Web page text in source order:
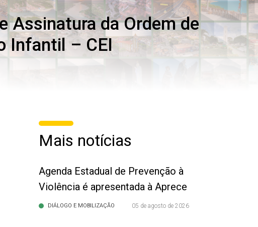
Assinatura da Ordem de
Infantil – CEI
Mais notícias
Agenda Estadual de Prevenção à
Violência é apresentada à Aprece
DIÁLOGO E MOBILIZAÇÃO 05 de agosto de 2026